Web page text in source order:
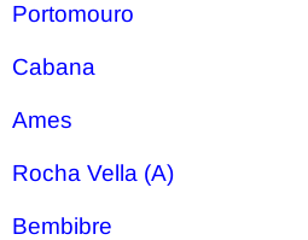
Portomouro
Cabana
Ames
Rocha Vella (A)
Bembibre